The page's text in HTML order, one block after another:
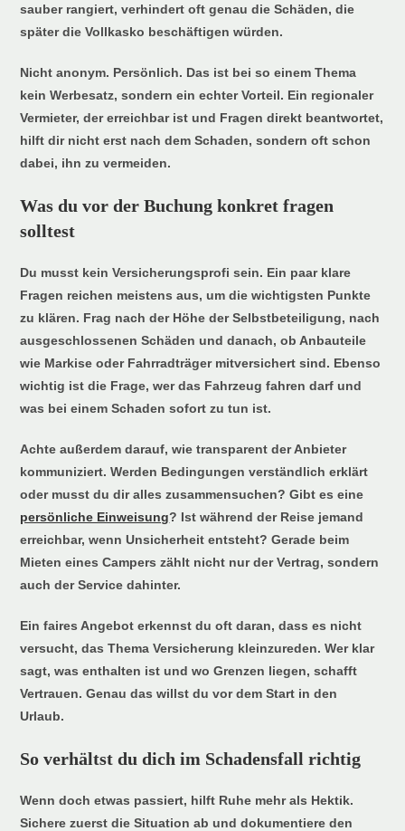
sauber rangiert, verhindert oft genau die Schäden, die
später die Vollkasko beschäftigen würden.
Nicht anonym. Persönlich. Das ist bei so einem Thema
kein Werbesatz, sondern ein echter Vorteil. Ein regionaler
Vermieter, der erreichbar ist und Fragen direkt beantwortet,
hilft dir nicht erst nach dem Schaden, sondern oft schon
dabei, ihn zu vermeiden.
Was du vor der Buchung konkret fragen
solltest
Du musst kein Versicherungsprofi sein. Ein paar klare
Fragen reichen meistens aus, um die wichtigsten Punkte
zu klären. Frag nach der Höhe der Selbstbeteiligung, nach
ausgeschlossenen Schäden und danach, ob Anbauteile
wie Markise oder Fahrradträger mitversichert sind. Ebenso
wichtig ist die Frage, wer das Fahrzeug fahren darf und
was bei einem Schaden sofort zu tun ist.
Achte außerdem darauf, wie transparent der Anbieter
kommuniziert. Werden Bedingungen verständlich erklärt
oder musst du dir alles zusammensuchen? Gibt es eine
persönliche Einweisung? Ist während der Reise jemand
erreichbar, wenn Unsicherheit entsteht? Gerade beim
Mieten eines Campers zählt nicht nur der Vertrag, sondern
auch der Service dahinter.
Ein faires Angebot erkennst du oft daran, dass es nicht
versucht, das Thema Versicherung kleinzureden. Wer klar
sagt, was enthalten ist und wo Grenzen liegen, schafft
Vertrauen. Genau das willst du vor dem Start in den
Urlaub.
So verhältst du dich im Schadensfall richtig
Wenn doch etwas passiert, hilft Ruhe mehr als Hektik.
Sichere zuerst die Situation ab und dokumentiere den